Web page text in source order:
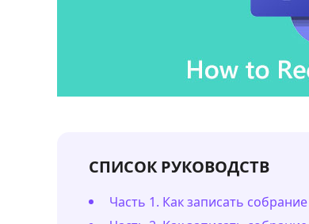
СПИСОК РУКОВОДСТВ
Часть 1. Как записать